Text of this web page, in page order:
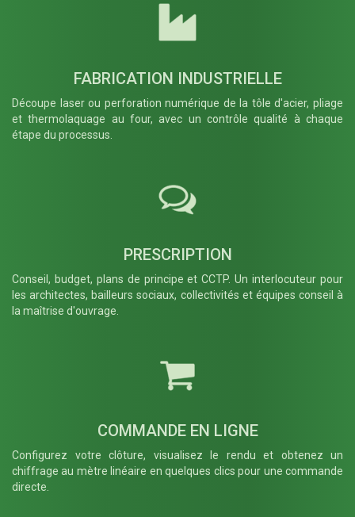
FABRICATION INDUSTRIELLE
Découpe laser ou perforation numérique de la tôle d'acier, pliage
et thermolaquage au four, avec un contrôle qualité à chaque
étape du processus.
PRESCRIPTION
Conseil, budget, plans de principe et CCTP. Un interlocuteur pour
les architectes, bailleurs sociaux, collectivités et équipes conseil à
la maîtrise d'ouvrage.
COMMANDE EN LIGNE
Configurez votre clôture, visualisez le rendu et obtenez un
chiffrage au mètre linéaire en quelques clics pour une commande
directe.